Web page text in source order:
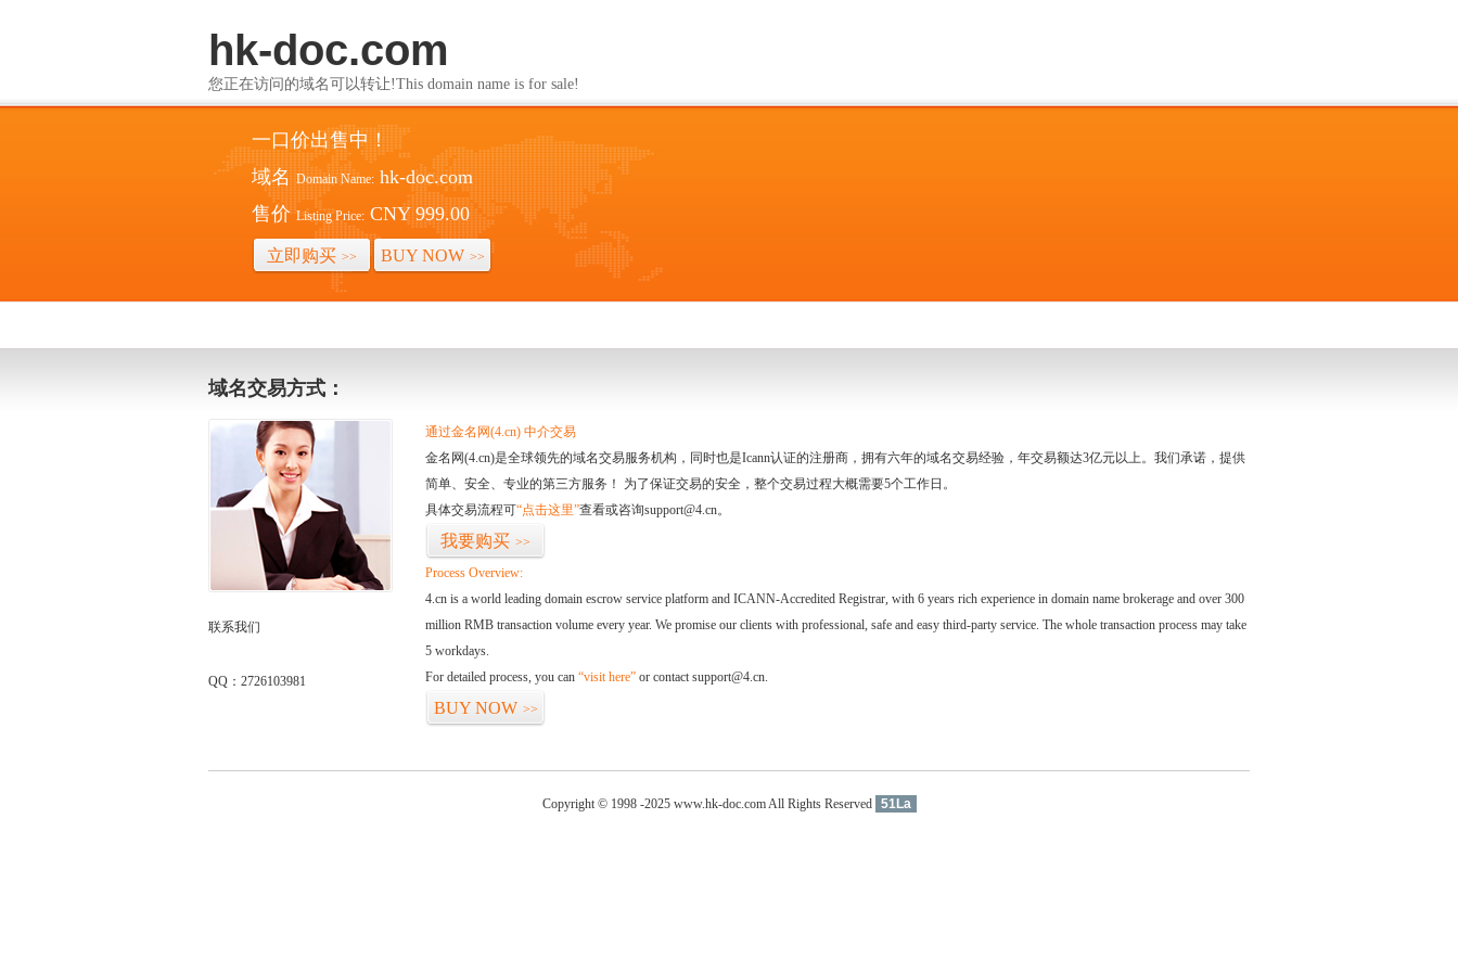
hk-doc.com
您正在访问的域名可以转让!This domain name is for sale!
一口价出售中！
域名 Domain Name: hk-doc.com
售价 Listing Price: CNY 999.00
立即购买 >> BUY NOW >>
域名交易方式：
联系我们
QQ：2726103981
通过金名网(4.cn) 中介交易
金名网(4.cn)是全球领先的域名交易服务机构，同时也是Icann认证的注册商，拥有六年的域名交易经验，年交易额达3亿元以上。我们承诺，提供
简单、安全、专业的第三方服务！ 为了保证交易的安全，整个交易过程大概需要5个工作日。
具体交易流程可“点击这里”查看或咨询support@4.cn。
我要购买 >>
Process Overview:
4.cn is a world leading domain escrow service platform and ICANN-Accredited Registrar, with 6 years rich experience in domain name brokerage and over 300
million RMB transaction volume every year. We promise our clients with professional, safe and easy third-party service. The whole transaction process may take
5 workdays.
For detailed process, you can “visit here” or contact support@4.cn.
BUY NOW >>
Copyright © 1998 -2025 www.hk-doc.com All Rights Reserved 51La